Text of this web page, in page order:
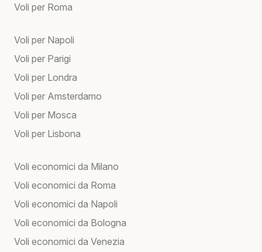
Voli per Roma
Voli per Napoli
Voli per Parigi
Voli per Londra
Voli per Amsterdamo
Voli per Mosca
Voli per Lisbona
Voli economici da Milano
Voli economici da Roma
Voli economici da Napoli
Voli economici da Bologna
Voli economici da Venezia